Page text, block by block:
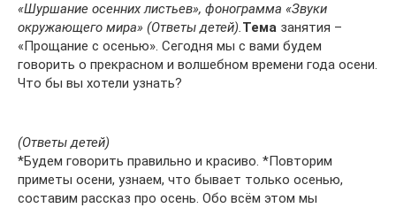
«Шуршание осенних листьев», фонограмма «Звуки
окружающего мира» (Ответы детей).Тема занятия –
«Прощание с осенью». Сегодня мы с вами будем
говорить о прекрасном и волшебном времени года осени.
Что бы вы хотели узнать?
(Ответы детей)
*Будем говорить правильно и красиво. *Повторим
приметы осени, узнаем, что бывает только осенью,
составим рассказ про осень. Обо всём этом мы